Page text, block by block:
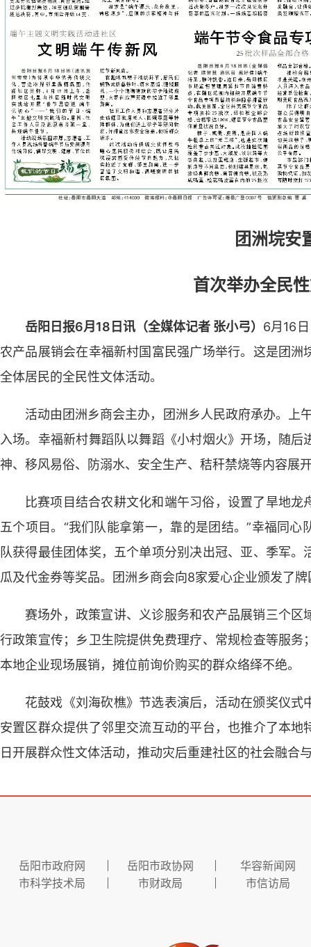
团洲垸安
首次举办全民
岳阳日报6月18日讯（全媒体记者 张小弓） 6月16
农产品展销会在幸福新村国富民强广场举行。这是团
全体居民的全民性文体活动。
活动由团洲乡商会主办，团洲乡人民政府承办。
入场。幸福新村舞蹈队以舞蹈《小村烟火》开场，随
神、移风易俗、防溺水、安全生产、秸秆禁烧等内容展
比赛项目结合农耕文化和端午习俗，设置了旱地
五个项目。“我们队能拿第一，靠的是团结。”幸福同
队获得最佳团体奖，五个单项分别决出冠、亚、季军
瓜及代金券等奖品。团洲乡商会向8家爱心企业颁发了牌
赛场外，政策宣讲、义诊服务和农产品展销三个
行政策宣传；乡卫生院提供免费理疗、常规检查等服
本地企业现场展销，摊位前询价购买的群众络绎不绝。
花鼓戏《刘海砍樵》节选表演后，活动在颁奖仪
安置区群众提供了邻里交流互动的平台，也推介了本
日开展群众性文体活动，推动灾后重建社区的社会融合
岳阳市政府网 岳阳市政协网
华容新闻网
市科学技术局
市财政局 市信访局